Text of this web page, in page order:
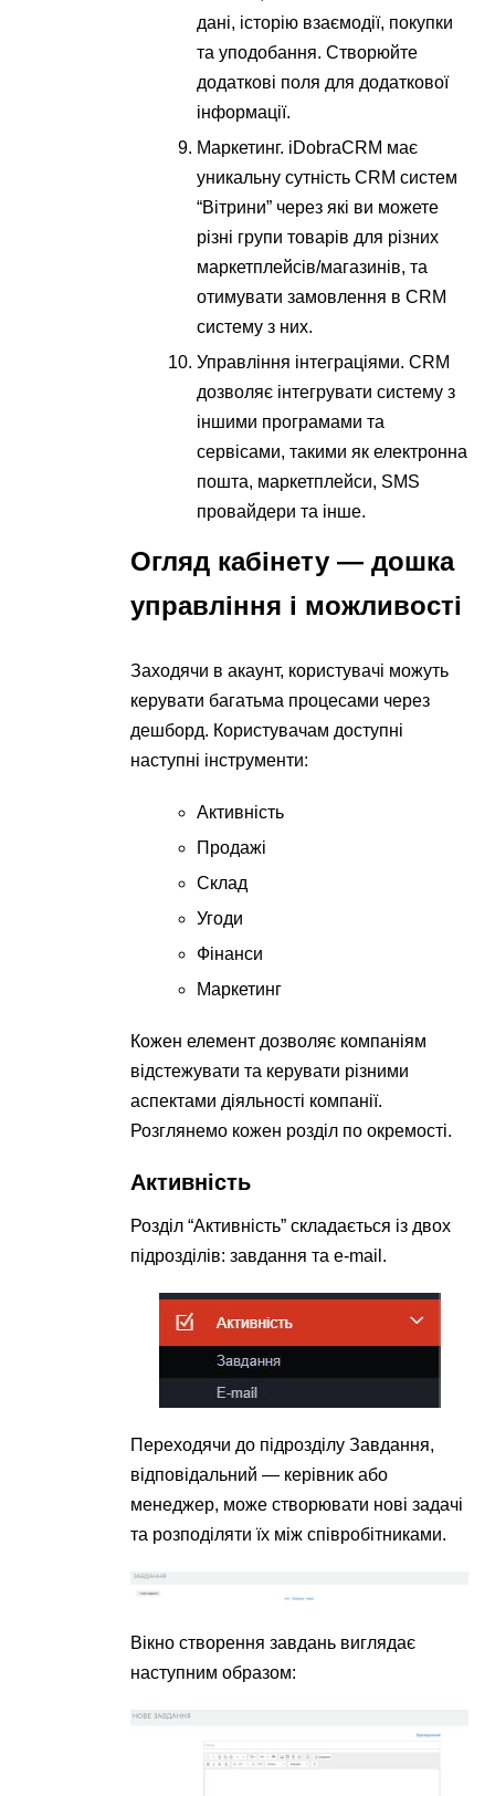
дані, історію взаємодії, покупки
та уподобання. Створюйте
додаткові поля для додаткової
інформації.
Маркетинг. iDobraCRM має
уникальну сутність CRM систем
“Вітрини” через які ви можете
різні групи товарів для різних
маркетплейсів/магазинів, та
отимувати замовлення в CRM
систему з них.
Управління інтеграціями. CRM
дозволяє інтегрувати систему з
іншими програмами та
сервісами, такими як електронна
пошта, маркетплейси, SMS
провайдери та інше.
Огляд кабінету — дошка
управління і можливості
Заходячи в акаунт, користувачі можуть
керувати багатьма процесами через
дешборд. Користувачам доступні
наступні інструменти:
Активність
Продажі
Склад
Угоди
Фінанси
Маркетинг
Кожен елемент дозволяє компаніям
відстежувати та керувати різними
аспектами діяльності компанії.
Розглянемо кожен розділ по окремості.
Активність
Розділ “Активність” складається із двох
підрозділів: завдання та e-mail.
Переходячи до підрозділу Завдання,
відповідальний — керівник або
менеджер, може створювати нові задачі
та розподіляти їх між співробітниками.
Вікно створення завдань виглядає
наступним образом: